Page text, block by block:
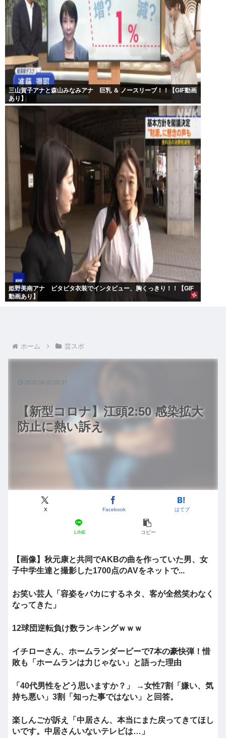
三山賀子アナと森山みなみアナ 巨乳 ＆ ノースリーブ！！【GIF動画
あり】
姫野美南アナ ピタピタ衣装でインタビュー、胸くっきり！！【GIF
動画あり】
ホーム 芸スポ
【新型コロナ】江頭2:50 感染拡大
防止に熱い訴え
X Facebook はてブ
LINE コピー
2020.04.02 00:37
【画像】秋元康と共同でAKBの曲を作っていた男、女
子中学生達と撮影した1700点のAVをネットで...
お笑い芸人「容姿をバカにするネタ、客が全然笑わなく
なってきた」
12球団逆転負け数ランキングｗｗｗ
イチローさん、ホームランダービーで7本の豪快弾！惜
敗も「ホームランは力じゃない」と語った理由
「40代男性をどう思いますか？」 →女性7割「嫌い、気
持ち悪い」3割「知った事ではない」と回答。
楽しんごが訴え「中居さん、本当にまた戻ってきてほし
いです。中居さんいないテレビは…」